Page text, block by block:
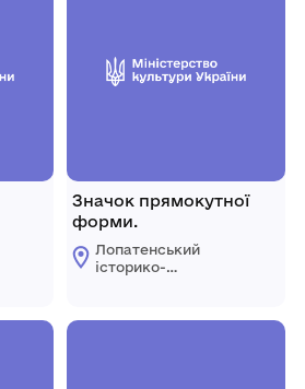
Значок прямокутної
форми.
Лопатенський
історико-